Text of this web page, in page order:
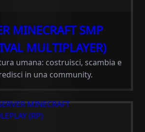
MINECRAFT SMP
MULTIPLAYER)
umana: costruisci, scambia e
in una community.